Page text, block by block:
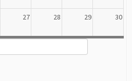
27 28 29 30